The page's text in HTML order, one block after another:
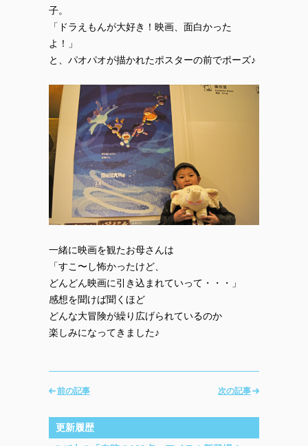
子。
「ドラえもんが大好き！映画、面白かった
よ！」
と、パオパオが描かれたポスターの前でポーズ♪
一緒に映画を観たお母さんは
「すこ〜し怖かったけど、
どんどん映画に引き込まれていって・・・」
感想を聞けば聞くほど
どんな大冒険が繰り広げられているのか
楽しみになってきました♪
次の記事
前の記事
更新履歴